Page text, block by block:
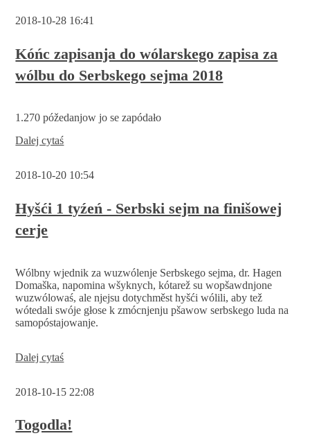
2018-10-28 16:41
Kóńc zapisanja do wólarskego zapisa za
wólbu do Serbskego sejma 2018
1.270 póžedanjow jo se zapódało
Dalej cytaśKóńc
wólarskego
wólbu
2018-10-20 10:54
Hyšći 1 tyźeń - Serbski sejm na finišowej
cerje
Wólbny wjednik za wuzwólenje Serbskego sejma, dr. Hagen
Domaška, napomina wšyknych, kótarež su wopšawdnjone
wuzwólowaś, ale njejsu dotychměst hyšći wólili, aby tež
wótedali swóje głose k zmócnjenju pšawow serbskego luda na
samopóstajowanje.
Dalej cytaśHyšći
-
sejm
na
2018-10-15 22:08
Togodla!